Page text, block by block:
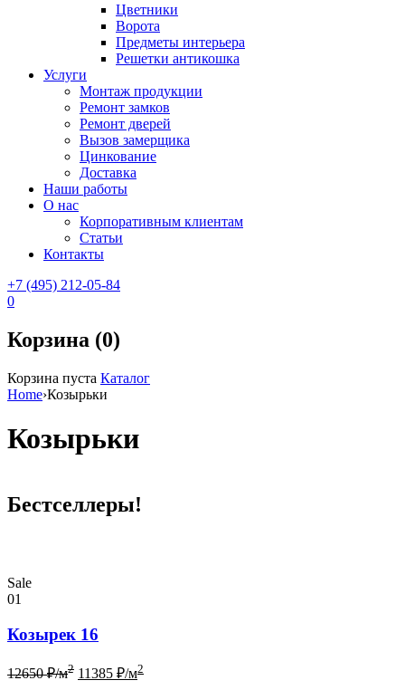
Цветники
Ворота
Предметы интерьера
Решетки антикошка
Услуги
Монтаж продукции
Ремонт замков
Ремонт дверей
Вызов замерщика
Цинкование
Доставка
Наши работы
О нас
Корпоративным клиентам
Статьи
Контакты
+7 (495) 212-05-84
0
Корзина (0)
Корзина пуста Каталог
Home›Козырьки
Козырьки
Бестселлеры!
Sale
01
Козырек 16
12650₽/м2 11385 ₽/м2